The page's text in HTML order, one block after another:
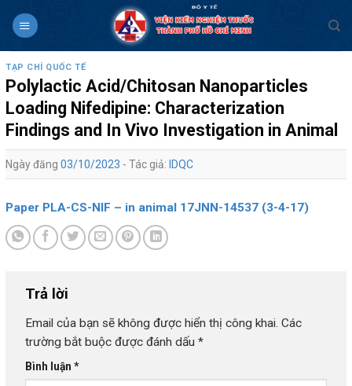
TẠP CHÍ QUỐC TẾ
Polylactic Acid/Chitosan Nanoparticles
Loading Nifedipine: Characterization
Findings and In Vivo Investigation in Animal
Ngày đăng 03/10/2023 - Tác giả: IDQC
Paper PLA-CS-NIF – in animal 17JNN-14537 (3-4-17)
Trả lời
Email của bạn sẽ không được hiển thị công khai. Các
trường bắt buộc được đánh dấu *
Bình luận *